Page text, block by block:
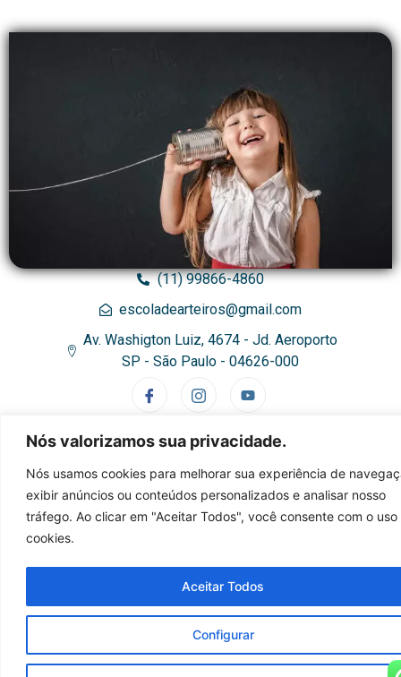
Nós valorizamos sua privacidade.
Nós usamos cookies para melhorar sua experiência de
exibir anúncios ou conteúdos personalizados e analisar nosso
tráfego. Ao clicar em "Aceitar Todos", você consente com o uso
cookies.
Configurar
Aceitar Todos
(11) 99866-4860
escoladearteiros@gmail.com
Av. Washigton Luiz, 4674 - Jd. Aeroporto
SP - São Paulo - 04626-000
©2023 - Escola de Arteiros - Todos os Direitos Reservados